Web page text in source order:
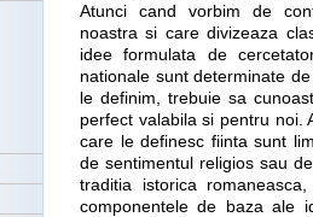
Atunci cand vorbim de
noastra si care divizeaza
idee formulata de
nationale sunt determinate
le definim, trebuie sa
perfect valabila si pentru noi.
care le definesc fiinta sunt
de sentimentul religios sau
traditia istorica
componentele de baza ale